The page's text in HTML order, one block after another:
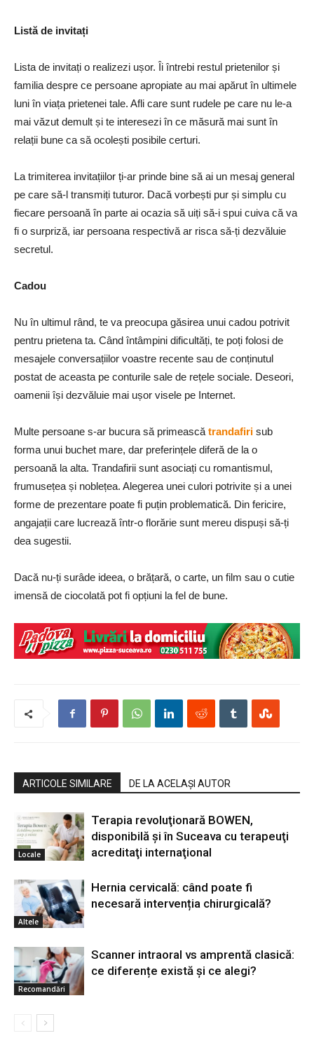
Listă de invitați
Lista de invitați o realizezi ușor. Îi întrebi restul prietenilor și
familia despre ce persoane apropiate au mai apărut în ultimele
luni în viața prietenei tale. Afli care sunt rudele pe care nu le-a
mai văzut demult și te interesezi în ce măsură mai sunt în
relații bune ca să ocolești posibile certuri.
La trimiterea invitațiilor ți-ar prinde bine să ai un mesaj general
pe care să-l transmiți tuturor. Dacă vorbești pur și simplu cu
fiecare persoană în parte ai ocazia să uiți să-i spui cuiva că va
fi o surpriză, iar persoana respectivă ar risca să-ți dezvăluie
secretul.
Cadou
Nu în ultimul rând, te va preocupa găsirea unui cadou potrivit
pentru prietena ta. Când întâmpini dificultăți, te poți folosi de
mesajele conversațiilor voastre recente sau de conținutul
postat de aceasta pe conturile sale de rețele sociale. Deseori,
oamenii își dezvăluie mai ușor visele pe Internet.
Multe persoane s-ar bucura să primească trandafiri sub
forma unui buchet mare, dar preferințele diferă de la o
persoană la alta. Trandafirii sunt asociați cu romantismul,
frumusețea și noblețea. Alegerea unei culori potrivite și a unei
forme de prezentare poate fi puțin problematică. Din fericire,
angajații care lucrează într-o florărie sunt mereu dispuși să-ți
dea sugestii.
Dacă nu-ți surâde ideea, o brățară, o carte, un film sau o cutie
imensă de ciocolată pot fi opțiuni la fel de bune.
ARTICOLE SIMILARE DE LA ACELAȘI AUTOR
Locale
Terapia revoluţionară BOWEN,
disponibilă şi în Suceava cu terapeuţi
acreditaţi internaţional
Altele
Hernia cervicală: când poate fi
necesară intervenția chirurgicală?
Recomandări
Scanner intraoral vs amprentă clasică:
ce diferențe există și ce alegi?